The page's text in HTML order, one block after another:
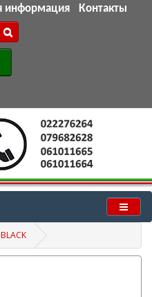
информация Контакты